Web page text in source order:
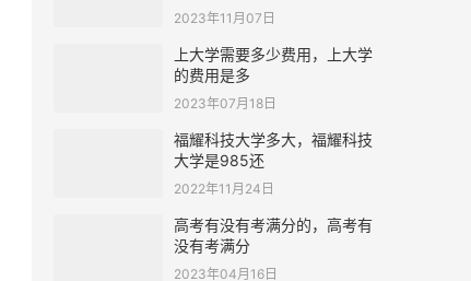
2023年11月07日
上大学需要多少费用，上大学
的费用是多
2023年07月18日
福耀科技大学多大，福耀科技
大学是985还
2022年11月24日
高考有没有考满分的，高考有
没有考满分
2023年04月16日